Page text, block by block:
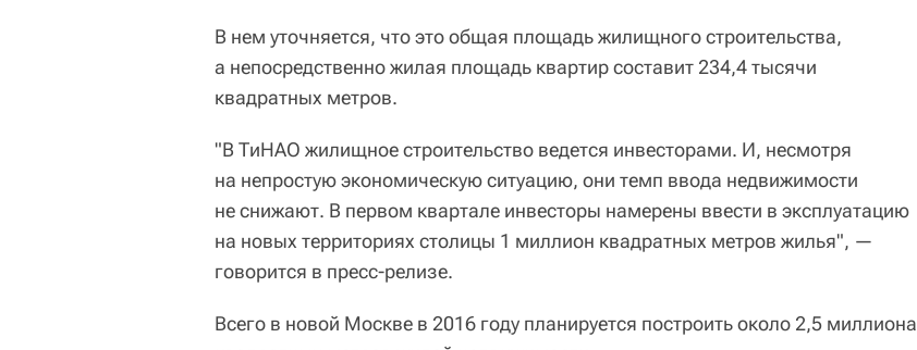
В нем уточняется, что это общая площадь жилищного строительства,
а непосредственно жилая площадь квартир составит 234,4 тысячи
квадратных метров.
"В ТиНАО жилищное строительство ведется инвесторами. И, несмотря
на непростую экономическую ситуацию, они темп ввода недвижимости
не снижают. В первом квартале инвесторы намерены ввести в эксплуатацию
на новых территориях столицы 1 миллион квадратных метров жилья", —
говорится в пресс-релизе.
Всего в новой Москве в 2016 году планируется построить около 2,5 миллиона